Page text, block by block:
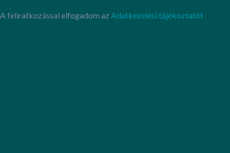
A feliratkozással elfogadom az Adatkezelési tájékoztatót